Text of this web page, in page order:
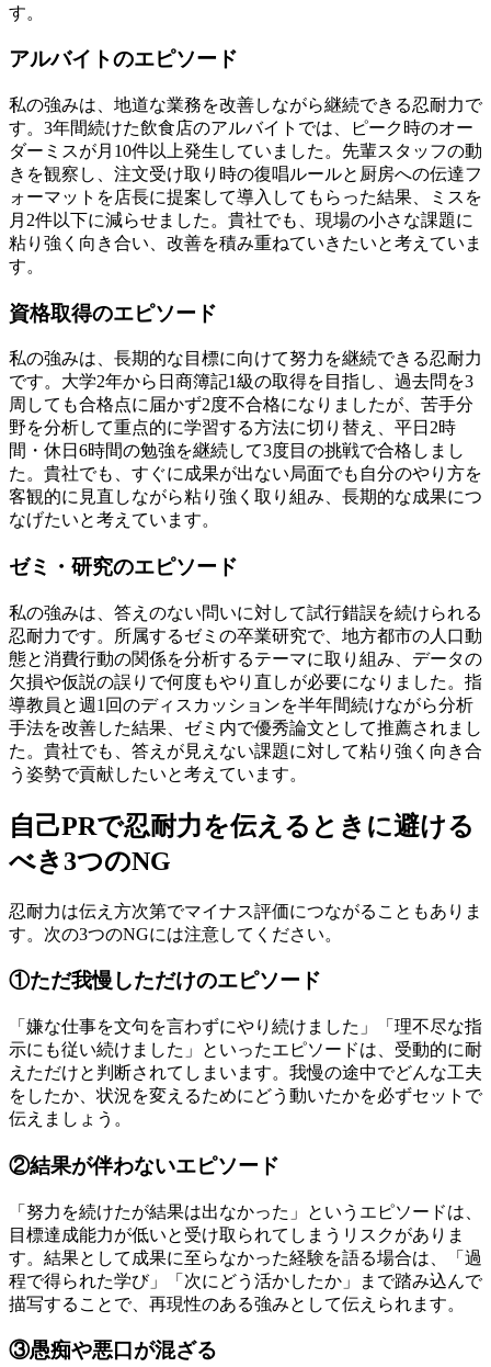
す。
アルバイトのエピソード
私の強みは、地道な業務を改善しながら継続できる忍耐力で
す。3年間続けた飲食店のアルバイトでは、ピーク時のオー
ダーミスが月10件以上発生していました。先輩スタッフの動
きを観察し、注文受け取り時の復唱ルールと厨房への伝達フ
ォーマットを店長に提案して導入してもらった結果、ミスを
月2件以下に減らせました。貴社でも、現場の小さな課題に
粘り強く向き合い、改善を積み重ねていきたいと考えていま
す。
資格取得のエピソード
私の強みは、長期的な目標に向けて努力を継続できる忍耐力
です。大学2年から日商簿記1級の取得を目指し、過去問を3
周しても合格点に届かず2度不合格になりましたが、苦手分
野を分析して重点的に学習する方法に切り替え、平日2時
間・休日6時間の勉強を継続して3度目の挑戦で合格しまし
た。貴社でも、すぐに成果が出ない局面でも自分のやり方を
客観的に見直しながら粘り強く取り組み、長期的な成果につ
なげたいと考えています。
ゼミ・研究のエピソード
私の強みは、答えのない問いに対して試行錯誤を続けられる
忍耐力です。所属するゼミの卒業研究で、地方都市の人口動
態と消費行動の関係を分析するテーマに取り組み、データの
欠損や仮説の誤りで何度もやり直しが必要になりました。指
導教員と週1回のディスカッションを半年間続けながら分析
手法を改善した結果、ゼミ内で優秀論文として推薦されまし
た。貴社でも、答えが見えない課題に対して粘り強く向き合
う姿勢で貢献したいと考えています。
自己PRで忍耐力を伝えるときに避ける
べき3つのNG
忍耐力は伝え方次第でマイナス評価につながることもありま
す。次の3つのNGには注意してください。
①ただ我慢しただけのエピソード
「嫌な仕事を文句を言わずにやり続けました」「理不尽な指
示にも従い続けました」といったエピソードは、受動的に耐
えただけと判断されてしまいます。我慢の途中でどんな工夫
をしたか、状況を変えるためにどう動いたかを必ずセットで
伝えましょう。
②結果が伴わないエピソード
「努力を続けたが結果は出なかった」というエピソードは、
目標達成能力が低いと受け取られてしまうリスクがありま
す。結果として成果に至らなかった経験を語る場合は、「過
程で得られた学び」「次にどう活かしたか」まで踏み込んで
描写することで、再現性のある強みとして伝えられます。
③愚痴や悪口が混ざる